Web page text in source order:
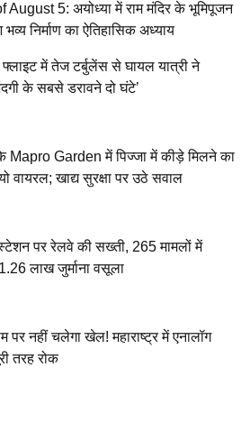
August 5: अयोध्या में राम मंदिर के भूमिपूजन
निर्माण का ऐतिहासिक अध्याय
में तेज टर्बुलेंस से घायल यात्री ने
के सबसे डरावने दो घंटे’
Mapro Garden में पिज्जा में कीड़े मिलने का
वायरल; खाद्य सुरक्षा पर उठे सवाल
पर रेलवे की सख्ती, 265 मामलों में
लाख जुर्माना वसूला
पर नहीं चलेगा खेल! महाराष्ट्र में एनालॉग
तरह रोक